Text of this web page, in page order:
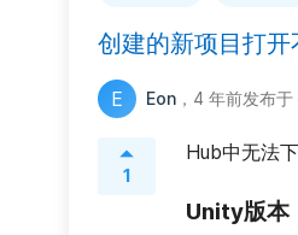
创建的新项目打
E Eon ，4 年前发布于
1
Hub中无法
Unity版本